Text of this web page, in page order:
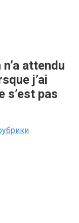
attendu
j’ai
s’est pas